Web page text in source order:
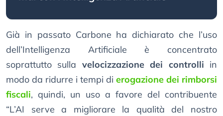
Già in passato Carbone ha dichiarato che l’uso
dell’Intelligenza Artificiale è concentrato
soprattutto sulla velocizzazione dei controlli in
modo da ridurre i tempi di erogazione dei rimborsi
fiscali, quindi, un uso a favore del contribuente
“L’AI serve a migliorare la qualità del nostro